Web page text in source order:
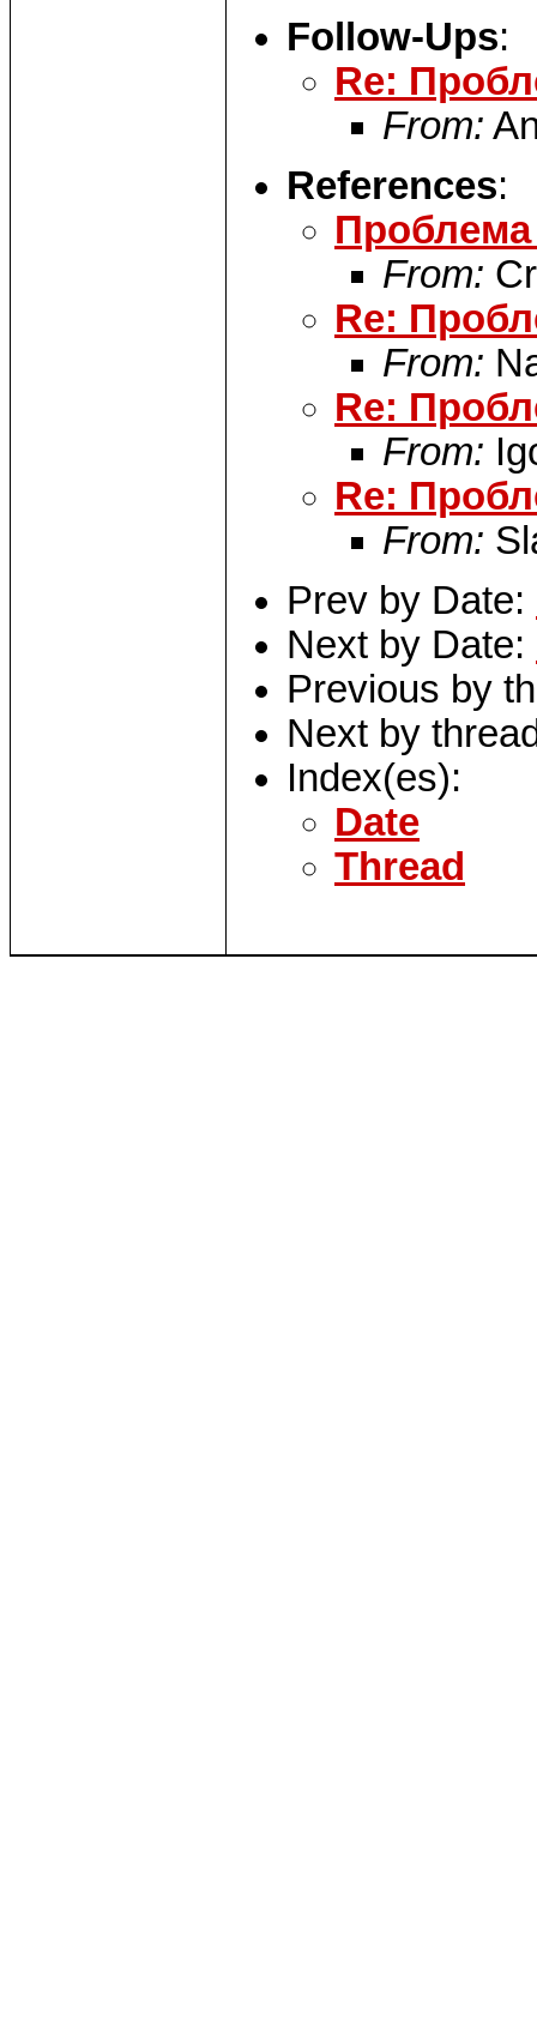
Follow-Ups:
Re:
From:
References:
From:
Re:
From:
Re:
From:
Re:
From:
Prev by Date:
Next by Date:
Previous by
Next by
Index(es):
Date
Thread